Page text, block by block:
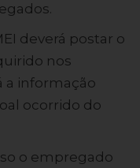
deverá postar o
nos
a informação
ocorrido do
o empregado